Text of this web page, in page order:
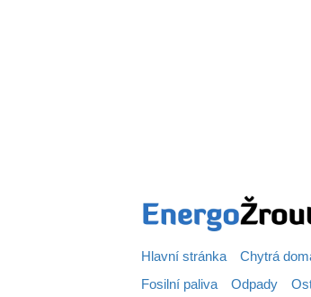
Hlavní stránka Chytrá
Fosilní paliva Odpady